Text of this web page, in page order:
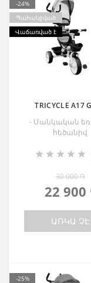
-24%
Պահանջված
Վաճառված է
TRICYCLE A17
- Մանկական
հեծանիվ
30 000 ֏
22 900
ԱՌԿԱ ՉԷ
-25%